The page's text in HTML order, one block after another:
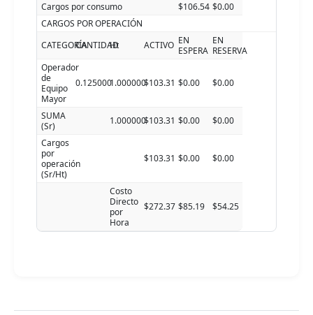
Cargos por consumo $106.54 $0.00
CARGOS POR OPERACIÓN
CATEGORÍACANTIDAD
Ht ACTIVO EN
ESPERA
EN
RESERVA
Operador
de
Equipo
Mayor
0.1250001.000000$103.31 $0.00 $0.00
SUMA
(Sr)
1.000000$103.31 $0.00
$0.00
Cargos
por
operación
(Sr/Ht)
$103.31 $0.00 $0.00
Costo
Directo
por
Hora
$272.37 $85.19 $54.25